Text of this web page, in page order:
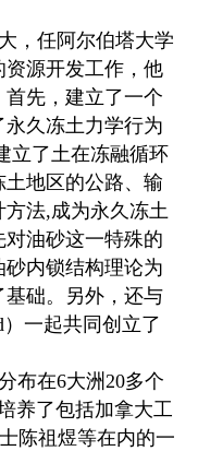
，任阿尔伯塔大学
源开发工作，他
先，建立了一个
久冻土力学行为
立了土在冻融循环
地区的公路、输
法,成为永久冻土
油砂这一特殊的
内锁结构理论为
础。另外，还与
一起共同创立了
布在6大洲20多个
养了包括加拿大工
陈祖煜等在内的一